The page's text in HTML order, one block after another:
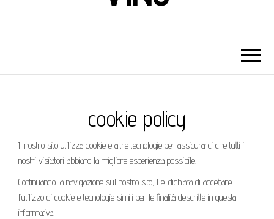
cookie policy
Il nostro sito utilizza cookie e altre tecnologie per assicurarci che tutti i
nostri visitatori abbiano la migliore esperienza possibile.
Continuando la navigazione sul nostro sito, Lei dichiara di accettare
l’utilizzo di cookie e tecnologie simili per le finalità descritte in questa
informativa.